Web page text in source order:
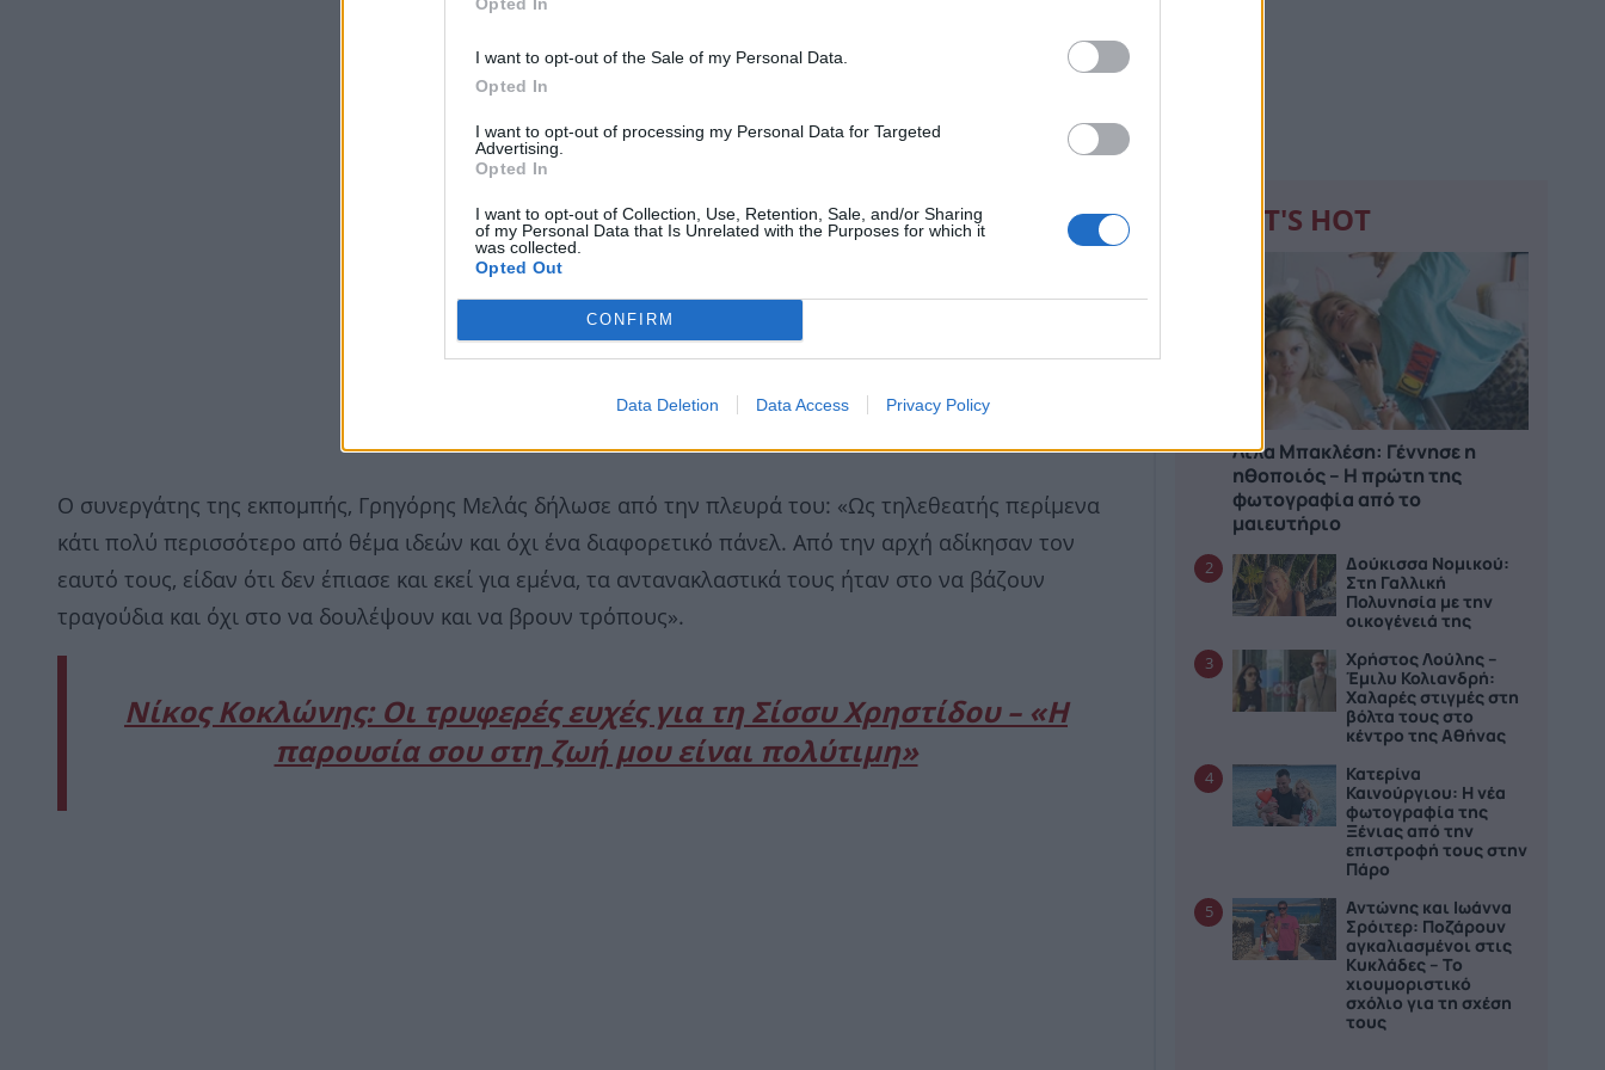
I want to opt-out of the Sale of my Personal Data.
Opted In
I want to opt-out of processing my Personal Data for Targeted
Advertising.
Opted In
I want to opt-out of Collection, Use, Retention, Sale, and/or Sharing
of my Personal Data that Is Unrelated with the Purposes for which it
was collected.
Opted Out
CONFIRM
Data Deletion Data Access Privacy Policy
O συνεργάτης της εκπομπής, Γρηγόρης Μελάς δήλωσε από την πλευρά του: «Ως τηλεθεατής περίμενα
κάτι πολύ περισσότερο από θέμα ιδεών και όχι ένα διαφορετικό πάνελ. Από την αρχή αδίκησαν τον
εαυτό τους, είδαν ότι δεν έπιασε και εκεί για εμένα, τα αντανακλαστικά τους ήταν στο να βάζουν
τραγούδια και όχι στο να δουλέψουν και να βρουν τρόπους».
Νίκος Κοκλώνης: Οι τρυφερές ευχές για τη Σίσσυ Χρηστίδου – «Η
παρουσία σου στη ζωή μου είναι πολύτιμη»
WHAT'S HOT
Λίλα Μπακλέση: Γέννησε η
ηθοποιός – Η πρώτη της
φωτογραφία από το
μαιευτήριο
2
Δούκισσα Νομικού:
Στη Γαλλική
Πολυνησία με την
οικογένειά της
3
Χρήστος Λούλης –
Έμιλυ Κολιανδρή:
Χαλαρές στιγμές στη
βόλτα τους στο
κέντρο της Αθήνας
4
Κατερίνα
Καινούργιου: Η νέα
φωτογραφία της
Ξένιας από την
επιστροφή τους στην
Πάρο
5
Αντώνης και Ιωάννα
Σρόιτερ: Ποζάρουν
αγκαλιασμένοι στις
Κυκλάδες – Το
χιουμοριστικό
σχόλιο για τη σχέση
τους